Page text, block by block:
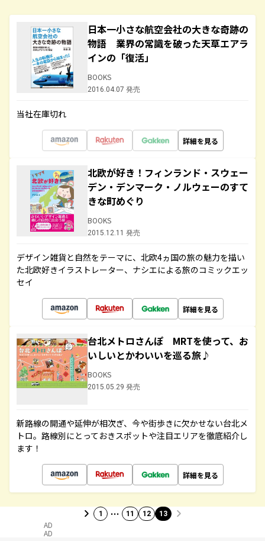
日本一小さな航空会社の大きな奇跡の
物語 業界の常識を破った天草エアラ
インの「復活」
BOOKS
2016.04.07 発売
当社在庫切れ
詳細を見る
北欧が好き！フィンランド・スウェー
デン・デンマーク・ノルウェーのすて
きな町めぐり
BOOKS
2015.12.11 発売
デザイン雑貨と自然をテーマに、北欧4ヵ国の旅の魅力を描い
た北欧好きイラストレーター、ナシエによる旅のコミックエッ
セイ
詳細を見る
台北メトロさんぽ MRTを使って、お
いしいとかわいいを巡る旅♪
BOOKS
2015.05.29 発売
新路線の開通や延伸が相次ぎ、今や街歩きに欠かせない台北メ
トロ。路線別にとっておきスポットや注目エリアを徹底紹介し
ます！
詳細を見る
1 … 11 12 13
AD
AD